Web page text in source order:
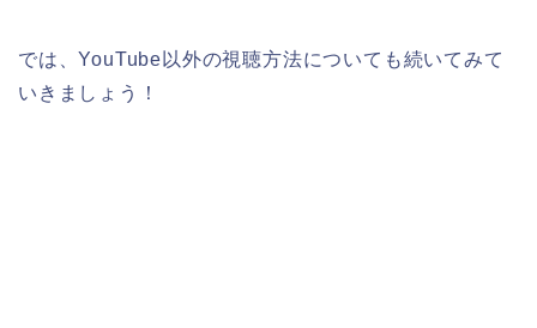
では、YouTube以外の視聴方法についても続いてみて
いきましょう！